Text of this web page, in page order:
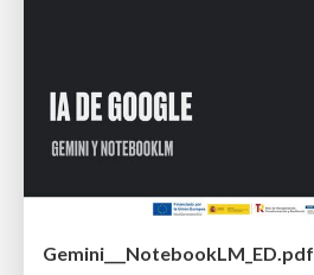
Gemini___NotebookLM_ED.pdf